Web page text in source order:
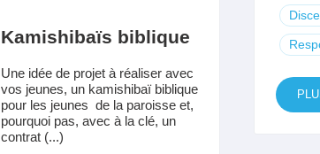
Kamishibaïs biblique
Une idée de projet à réaliser avec
vos jeunes, un kamishibaï biblique
pour les jeunes de la paroisse et,
pourquoi pas, avec à la clé, un
contrat (...)